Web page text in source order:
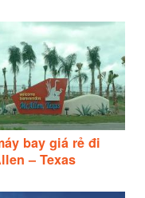
bay giá rẻ đi
– Texas